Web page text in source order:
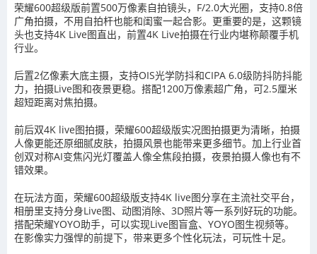
荣耀600超级版前置500万像素自拍镜头，F/2.0大光圈，支持0.8倍
广角拍摄，不用自拍杆也能和闺蜜一起合影。更重要的是，这颗镜
头也支持4K Live图直出，前置4K Live拍摄在行业内堪称颠覆手机
行业。
后置2亿像素大底主摄，支持OIS光学防抖和CIPA 6.0级防抖防抖能
力，拍摄Live图和夜景更稳。搭配1200万像素超广角，可2.5厘米
超短距离对焦拍摄。
前后双4K live图拍摄，荣耀600超级版实况图拍摄更为清晰，拍摄
人像更能还原细腻皮肤，拍摄风景也能带来更多细节。加上行业首
创双对称AI变焦闪光灯覆盖人像全焦段拍摄，夜景拍摄人像也有不
错效果。
在玩法方面，荣耀600超级版支持4K live图分享在主流社交平台，
相册里支持分身Live图、动图消除、3D照片等一系列好玩的功能。
搭配荣耀YOYO助手，可以实现Live图盲盒、YOYO图生视频等。
在影像实力强悍的前提下，带来更多个性化玩法，可玩性十足。